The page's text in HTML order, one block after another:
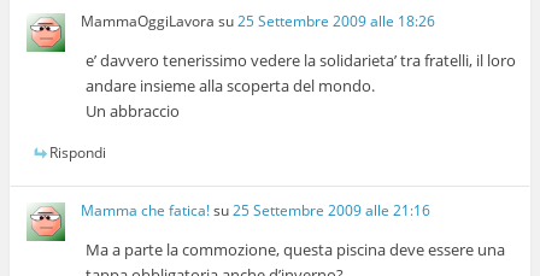
MammaOggiLavora su25 Settembre 2009 alle 18:26
e’ davvero tenerissimo vedere la solidarieta’ tra fratelli, il loro
andare insieme alla scoperta del mondo.
Un abbraccio
Rispondi
Mamma che fatica!su25 Settembre 2009 alle 21:16
Ma a parte la commozione, questa piscina deve essere una